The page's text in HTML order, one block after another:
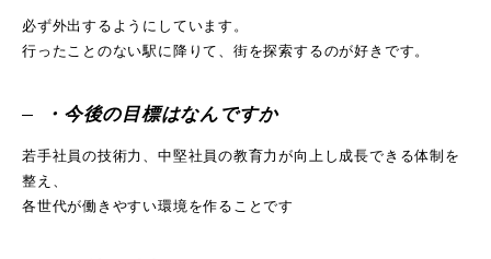
必ず外出するようにしています。
行ったことのない駅に降りて、街を探索するのが好きです。
・今後の目標はなんですか
若手社員の技術力、中堅社員の教育力が向上し成長できる体制を
整え、
各世代が働きやすい環境を作ることです